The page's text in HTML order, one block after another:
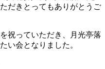
だきとってもありがとうご
祝っていただき、月光亭落
い会となりました。